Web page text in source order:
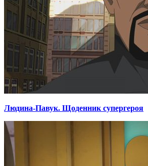
Людина-Павук. Щоденник супергероя